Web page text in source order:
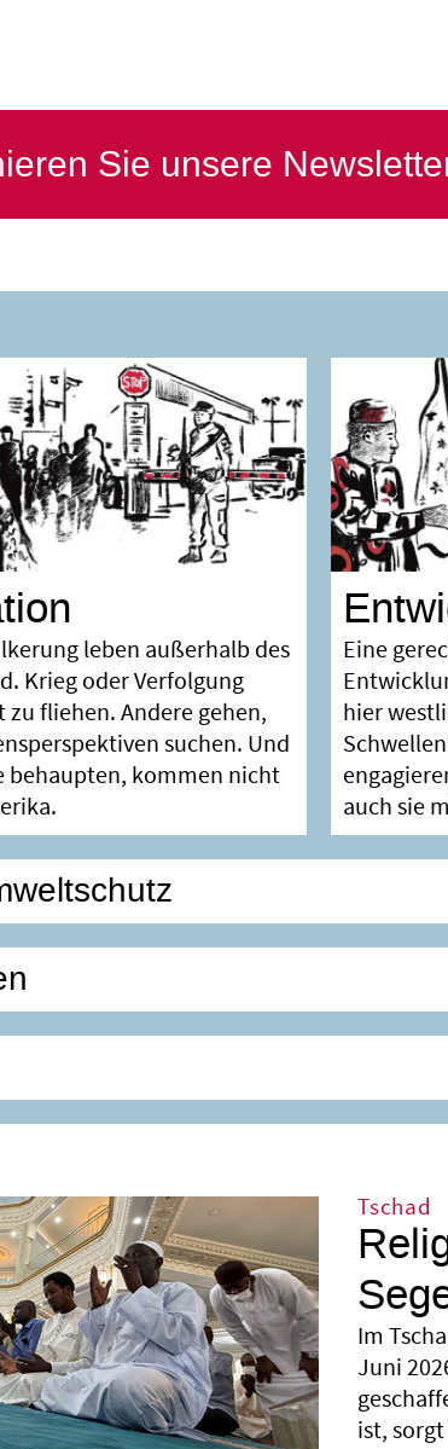
Sie unsere
leben außerhalb des
Krieg oder Verfolgung
fliehen. Andere gehen,
suchen. Und
behaupten, kommen nicht
Eine
hier
auch sie
Tschad
Im
Juni
ist,